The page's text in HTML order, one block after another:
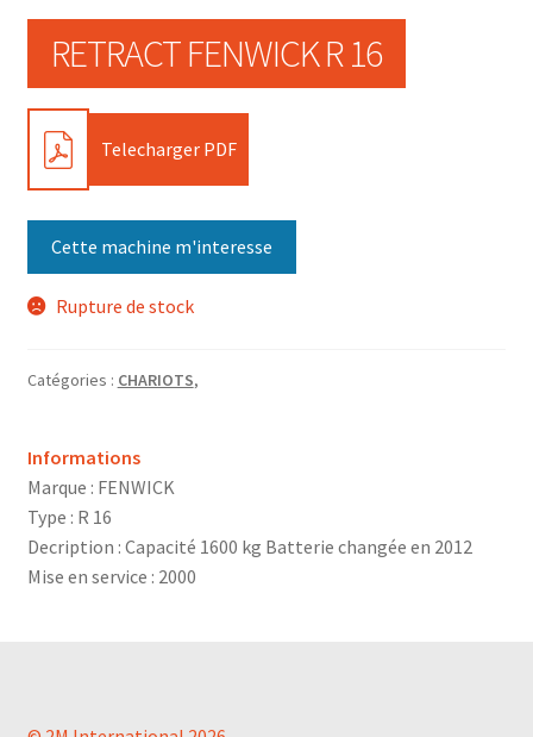
RETRACT FENWICK R 16
PDF Telecharger PDF
Cette machine m'interesse
Rupture de stock
Catégories : CHARIOTS,
Informations
Marque : FENWICK
Type : R 16
Decription : Capacité 1600 kg Batterie changée en 2012
Mise en service : 2000